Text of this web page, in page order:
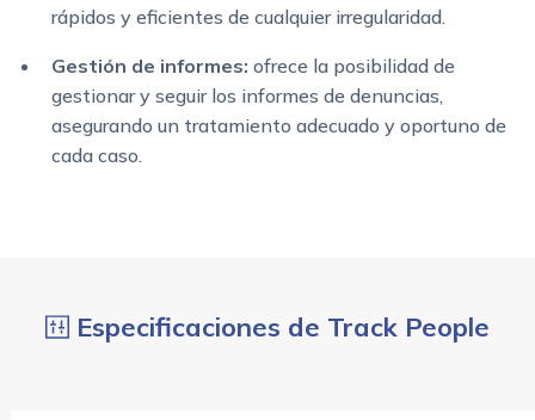
rápidos y eficientes de cualquier irregularidad.
Gestión de informes: ofrece la posibilidad de
gestionar y seguir los informes de denuncias,
asegurando un tratamiento adecuado y oportuno de
cada caso.
Especificaciones de Track People